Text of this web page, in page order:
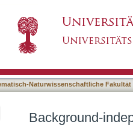
Naturwissenschaftliche Fakultät
Background-